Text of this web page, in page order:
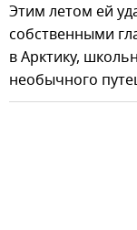
Этим летом ей
собственными
в Арктику,
необычного